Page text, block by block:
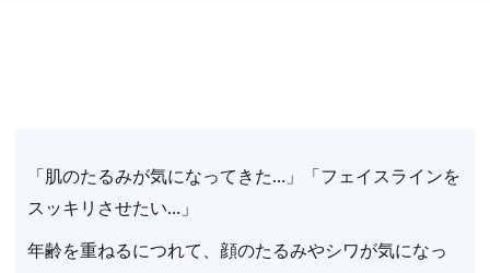
「肌のたるみが気になってきた…」「フェイスラインを
スッキリさせたい…」
年齢を重ねるにつれて、顔のたるみやシワが気になっ